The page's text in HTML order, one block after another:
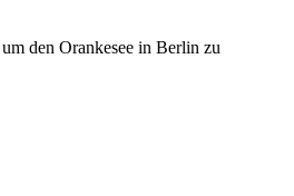
den Orankesee in Berlin zu